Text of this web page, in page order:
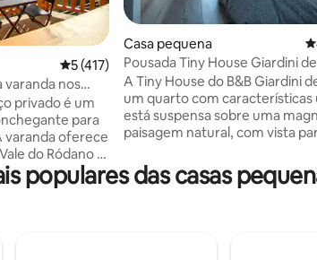
416avaliações
Classificação média de 5 em 5 estrelas,
5 (417)
nos
privado é um
para
varanda oferece
do Ródano e
os
aqueles que
Casa pequena
Pousada Tiny House Giardini
A Tiny House do B&B Giardini
um quarto com características
está suspensa sobre uma
paisagem natural, com vista
desfiladeiro do riacho Ardo. A
janela de vidro permite que
casa. O espaço está equipado
populares das casas